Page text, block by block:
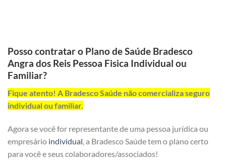
Posso contratar o Plano de Saúde Bradesco
Angra dos Reis Pessoa Fisica Individual ou
Familiar?
Fique atento! A Bradesco Saúde não comercializa seguro
individual ou familiar.
Agora se você for representante de uma pessoa jurídica ou
empresário individual , a Bradesco Saúde tem o plano certo
para você e seus colaboradores/associados!